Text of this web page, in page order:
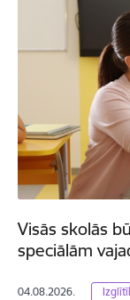
Visās skolās
speciālām
04.08.2026.